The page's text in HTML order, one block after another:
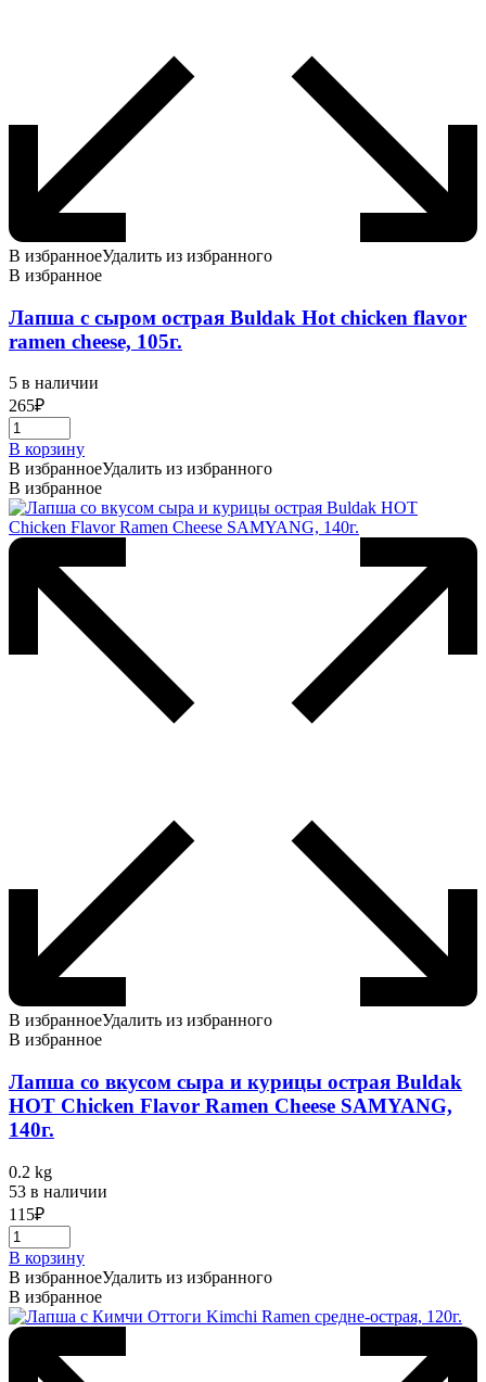
В избранноеУдалить из избранного
В избранное
Лапша с сыром острая Buldak Hot chicken flavor
ramen cheese, 105г.
5 в наличии
265₽
В корзину
В избранноеУдалить из избранного
В избранное
В избранноеУдалить из избранного
В избранное
Лапша со вкусом сыра и курицы острая Buldak
HOT Chicken Flavor Ramen Cheese SAMYANG,
140г.
0.2 kg
53 в наличии
115₽
В корзину
В избранноеУдалить из избранного
В избранное